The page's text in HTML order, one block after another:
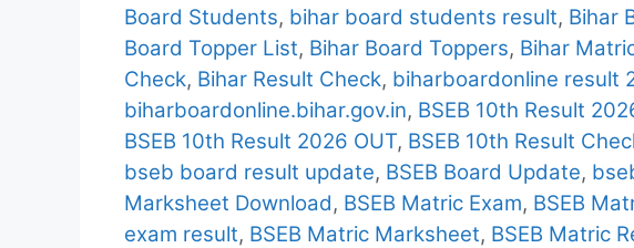
Board Students, bihar board students result, Bihar
Board Topper List, Bihar Board Toppers, Bihar
Check, Bihar Result Check, biharboardonline result
biharboardonline.bihar.gov.in, BSEB 10th Result
BSEB 10th Result 2026 OUT, BSEB 10th Result
bseb board result update, BSEB Board Update,
Marksheet Download, BSEB Matric Exam, BSEB
exam result, BSEB Matric Marksheet, BSEB Matric